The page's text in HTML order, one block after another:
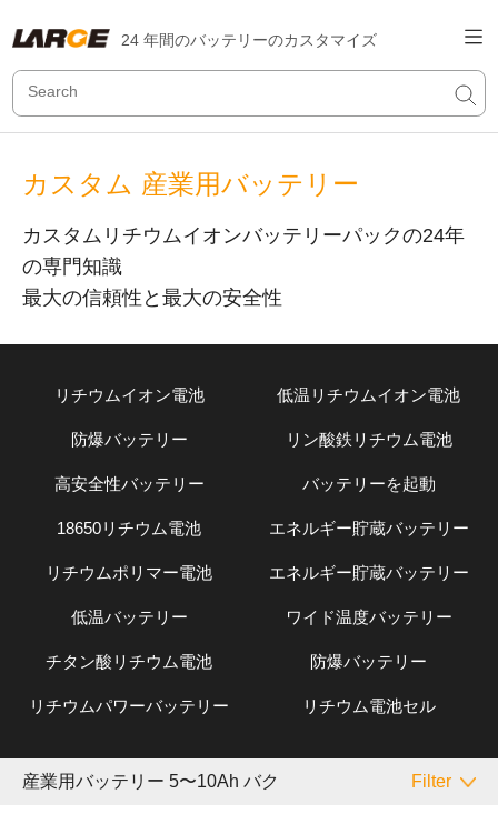
24 年間のバッテリーのカスタマイズ
カスタム 産業用バッテリー
カスタムリチウムイオンバッテリーパックの24年
の専門知識
最大の信頼性と最大の安全性
リチウムイオン電池 低温リチウムイオン電池
防爆バッテリー リン酸鉄リチウム電池
高安全性バッテリー バッテリーを起動
18650リチウム電池 エネルギー貯蔵バッテリー
リチウムポリマー電池 エネルギー貯蔵バッテリー
低温バッテリー ワイド温度バッテリー
チタン酸リチウム電池 防爆バッテリー
リチウムパワーバッテリー リチウム電池セル
産業用バッテリー 5〜10Ah バク Filter